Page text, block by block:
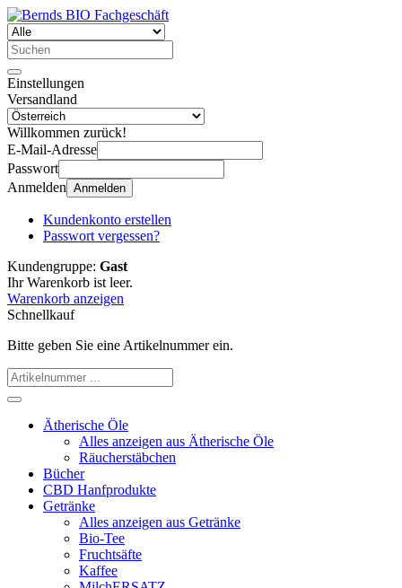
Einstellungen
Versandland
Willkommen zurück!
E-Mail-Adresse
Passwort
Anmelden Anmelden
Kundenkonto erstellen
Passwort vergessen?
Kundengruppe: Gast
Ihr Warenkorb ist leer.
Warenkorb anzeigen
Schnellkauf
Bitte geben Sie eine Artikelnummer ein.
Ätherische Öle
Alles anzeigen aus Ätherische Öle
Räucherstäbchen
Bücher
CBD Hanfprodukte
Getränke
Alles anzeigen aus Getränke
Bio-Tee
Fruchtsäfte
Kaffee